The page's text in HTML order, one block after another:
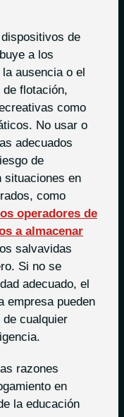
de
a los
ausencia o el
flotación,
como
No usar o
adecuados
de
situaciones en
como
operadores de
a almacenar
salvavidas
Si no se
adecuado, el
empresa pueden
cualquier
razones
en
la educación